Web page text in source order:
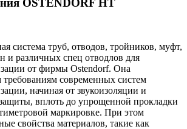
система труб, отводов, тройников, муфт,
и различных спец отводлов для
от фирмы Ostendorf. Она
требованиям современных систем
начиная от звукоизоляции и
вплоть до упрощенной прокладки
маркировке. При этом
свойства материалов, такие как